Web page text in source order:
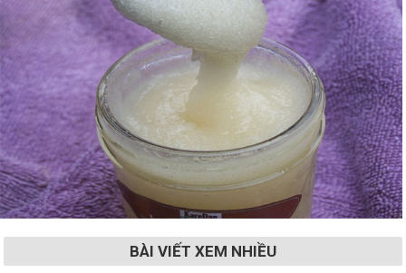
BÀI VIẾT XEM NHIỀU